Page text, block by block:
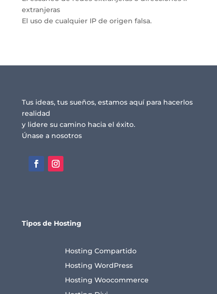
extranjeras
El uso de cualquier IP de origen falsa.
Tus ideas, tus sueños, estamos aquí para hacerlos
realidad
y lidere su camino hacia el éxito.
Únase a nosotros
Tipos de Hosting
Hosting Compartido
Hosting WordPress
Hosting Woocommerce